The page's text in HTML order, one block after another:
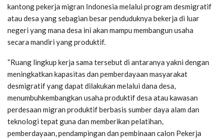
kantong pekerja migran Indonesia melalui program desmigratif
atau desa yang sebagian besar penduduknya bekerja di luar
negeri yang mana desa ini akan mampu membangun usaha
secara mandiri yang produktif.
“Ruang lingkup kerja sama tersebut di antaranya yakni dengan
meningkatkan kapasitas dan pemberdayaan masyarakat
desmigratif yang dapat dilakukan melalui dana desa,
menumbuhkembangkan usaha produktif desa atau kawasan
perdesaan migran produktif berbasis sumber daya alam dan
teknologi tepat guna dan memberikan pelatihan,
pemberdayaan, pendampingan dan pembinaan calon Pekerja